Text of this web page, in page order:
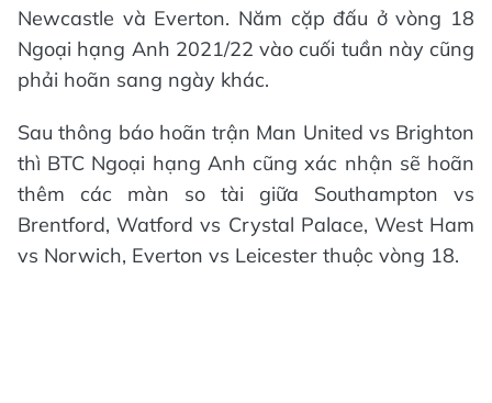
Newcastle và Everton. Năm cặp đấu ở vòng 18
Ngoại hạng Anh 2021/22 vào cuối tuần này cũng
phải hoãn sang ngày khác.
Sau thông báo hoãn trận Man United vs Brighton
thì BTC Ngoại hạng Anh cũng xác nhận sẽ hoãn
thêm các màn so tài giữa Southampton vs
Brentford, Watford vs Crystal Palace, West Ham
vs Norwich, Everton vs Leicester thuộc vòng 18.